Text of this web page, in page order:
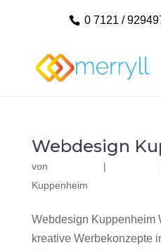
0 7121 /
Webdesign
von |
Kuppenheim
Webdesign Kuppenheim
kreative Werbekonzepte